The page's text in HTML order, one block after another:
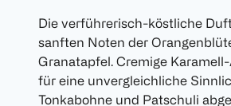
Die verführerisch-köstliche
sanften Noten der
Granatapfel. Cremige
für eine unvergleichliche
Tonkabohne und Patschuli